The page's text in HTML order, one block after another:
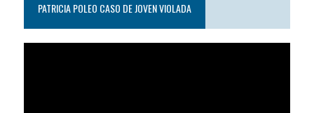
PATRICIA POLEO CASO DE JOVEN VIOLADA